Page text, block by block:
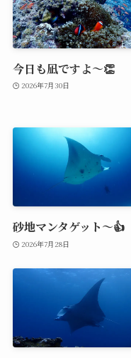
今日も凪ですよ～👏
2026年7月30日
砂地マンタゲット～👍
2026年7月28日